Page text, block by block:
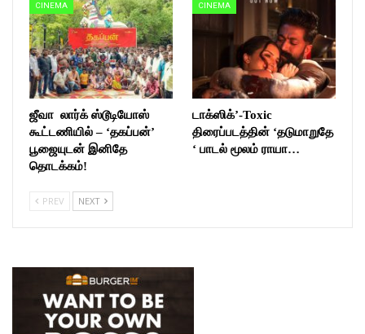
CINEMA
ஜீவா லார்க் ஸ்டூடியோஸ்
கூட்டணியில் – ‘தகப்பன்’
பூஜையுடன் இனிதே
தொடக்கம்!
CINEMA
டாக்ஸிக்’-Toxic
திரைப்படத்தின் ‘தடுமாறுதே
‘ பாடல் மூலம் ராயா…
PREV NEXT